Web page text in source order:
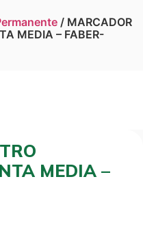
/ MARCADOR
MEDIA – FABER-
MEDIA –